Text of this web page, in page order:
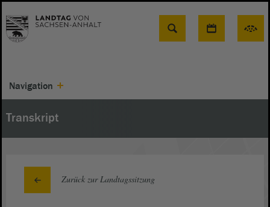
Suche
Navigation
Transkript
Zurück zur Landtagssitzung